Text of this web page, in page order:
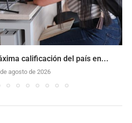
calificación del país en...
agosto de 2026